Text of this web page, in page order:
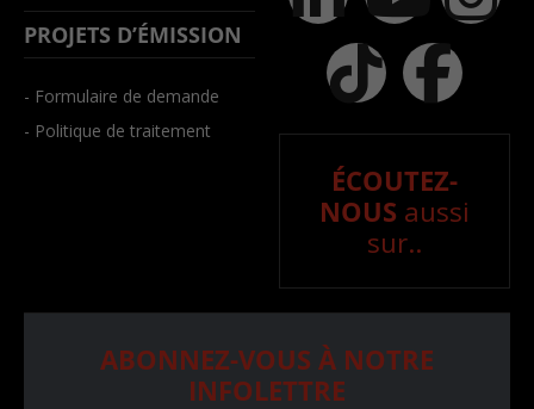
PROJETS D’ÉMISSION
- Formulaire de demande
- Politique de traitement
ÉCOUTEZ-
NOUS aussi
sur..
ABONNEZ-VOUS À NOTRE
INFOLETTRE